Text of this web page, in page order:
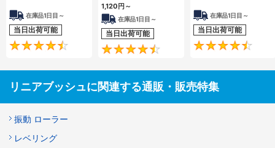
在庫品1日目～
当日出荷可能
4.7
1,120 円 ～
在庫品1日目～
当日出荷可能
4.5
在庫品1日目～
当日出荷可能
リニアブッシュに関連する通販・販売特集
振動 ローラー
レベリング